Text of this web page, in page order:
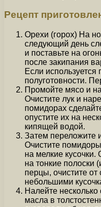
Рецепт
Орехи (горох) На
следующий день
и поставьте на
после закипания
Если используется
полуготовности.
Промойте мясо и
Очистите лук и
помидорах
опустите их на
кипящей водой.
Затем переложите
Очистите
на мелкие кусочки.
на тонкие полоски
перцы, очистите
небольшими
Налейте несколько
масла в